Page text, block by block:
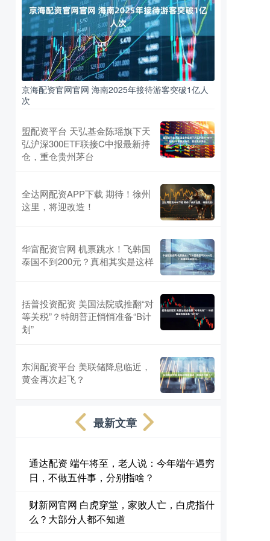
京海配资官网官网 海南2025年接待游客突破1亿人
次
盟配资平台 天弘基金陈瑶旗下天
弘沪深300ETF联接C中报最新持
仓，重仓贵州茅台
全达网配资APP下载 期待！徐州
这里，将迎改造！
华富配资官网 机票跳水！飞韩国
泰国不到200元？真相其实是这样
括普投资配资 美国法院或推翻“对
等关税”？特朗普正悄悄准备“B计
划”
东润配资平台 美联储降息临近，
黄金再次起飞？
最新文章
通达配资 端午将至，老人说：今年端午遇穷
日，不做五件事，分别指啥？
财新网官网 白虎穿堂，家败人亡，白虎指什
么？大部分人都不知道